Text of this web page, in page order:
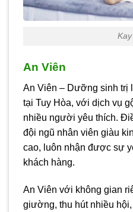
An Viên
An Viên – Dưỡng sinh trị
tại Tuy Hòa, với dịch vụ
nhiều người yêu thích.
đội ngũ nhân viên giàu
cao, luôn nhận được sự
khách hàng.
An Viên với không gian
giường, thu hút nhiều